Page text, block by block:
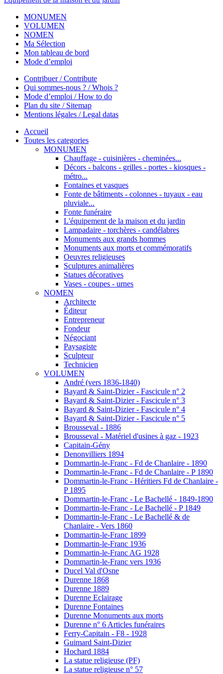
MONUMEN
VOLUMEN
NOMEN
Ma Sélection
Mon tableau de bord
Mode d’emploi
Contribuer / Contribute
Qui sommes-nous ? / Whois ?
Mode d’emploi / How to do
Plan du site / Sitemap
Mentions légales / Legal datas
Accueil
Toutes les categories
MONUMEN
Chauffage - cuisinières - cheminées...
Décors - balcons - grilles - portes - kiosques -
métro...
Fontaines et vasques
Fonte de bâtiments - colonnes - tuyaux - eau
pluviale...
Fonte funéraire
L'équipement de la maison et du jardin
Lampadaire - torchères - candélabres
Monuments aux grands hommes
Monuments aux morts et commémoratifs
Oeuvres religieuses
Sculptures animalières
Statues décoratives
Vases - coupes - urnes
NOMEN
Architecte
Éditeur
Entrepreneur
Fondeur
Négociant
Paysagiste
Sculpteur
Technicien
VOLUMEN
André (vers 1836-1840)
Bayard & Saint-Dizier - Fascicule n° 2
Bayard & Saint-Dizier - Fascicule n° 3
Bayard & Saint-Dizier - Fascicule n° 4
Bayard & Saint-Dizier - Fascicule n° 5
Brousseval - 1886
Brousseval - Matériel d'usines à gaz - 1923
Capitain-Gény
Denonvilliers 1894
Dommartin-le-Franc - Fd de Chanlaire - 1890
Dommartin-le-Franc - Fd de Chanlaire - P 1890
Dommartin-le-Franc - Héritiers Fd de Chanlaire -
P 1895
Dommartin-le-Franc - Le Bachellé - 1849-1890
Dommartin-le-Franc - Le Bachellé - P 1849
Dommartin-le-Franc - Le Bachellé & de
Chanlaire - Vers 1860
Dommartin-le-Franc 1899
Dommartin-le-Franc 1936
Dommartin-le-Franc AG 1928
Dommartin-le-Franc vers 1936
Ducel Val d'Osne
Durenne 1868
Durenne 1889
Durenne Eclairage
Durenne Fontaines
Durenne Monuments aux morts
Durenne n° 6 Articles funéraires
Ferry-Capitain - F8 - 1928
Guimard Saint-Dizier
Hochard 1884
La statue religieuse (PF)
La statue religieuse n° 57